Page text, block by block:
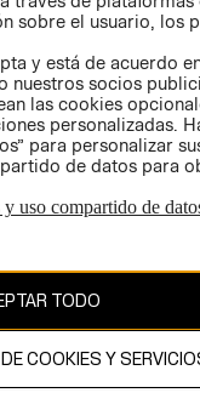
sobre el usuario, los
y está de acuerdo
nuestros socios
las cookies
personalizadas.
para personalizar
de datos para
uso compartido de
TODO
COOKIES Y